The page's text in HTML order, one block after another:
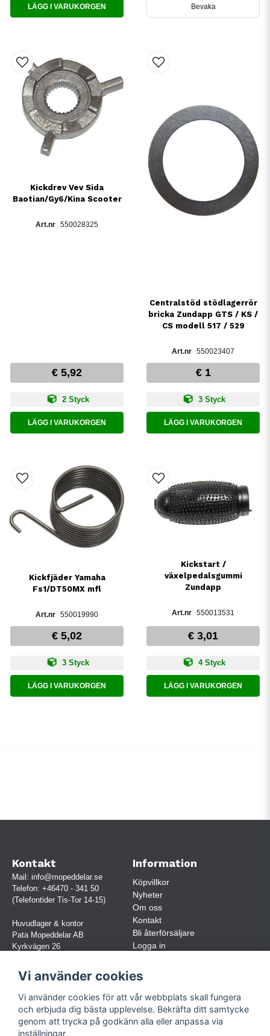
LÄGG I VARUKORGEN Bevaka
Kickdrev Vev Sida
Baotian/Gy6/Kina Scooter
550028325
€ 5,92
2 Styck
LÄGG I VARUKORGEN
Centralstöd stödlagerrör
bricka Zundapp GTS / KS /
CS modell 517 / 529
550023407
€ 1
3 Styck
LÄGG I VARUKORGEN
Kickfjäder Yamaha
Fs1/DT50MX mfl
550019990
€ 5,02
3 Styck
LÄGG I VARUKORGEN
Kickstart /
växelpedalsgummi
Zundapp
550013531
€ 3,01
4 Styck
LÄGG I VARUKORGEN
Kontakt
Mail: info@mopeddelar.se
Telefon: +46470 - 341 50
(Telefontider Tis-Tor 14-15)
Huvudlager & kontor
Pata Mopeddelar AB
Kyrkvägen 26
(OBS. Endast förbokade besök)
Org.nr:
559030-5248
Jur. namn: Pata Mopeddelar AB
Information
Köpvillkor
Nyheter
Om oss
Kontakt
Bli återförsäljare
Logga in
Vi använder cookies
Vi använder cookies för att vår webbplats skall fungera
och erbjuda dig bästa upplevelse. Bekräfta ditt samtycke
genom att trycka på godkänn alla eller anpassa via
inställningar